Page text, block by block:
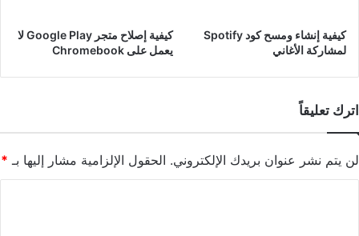
كيفية إنشاء ومسح كود Spotify
لمشاركة الأغاني
كيفية إصلاح متجر Google Play لا
يعمل على Chromebook
اترك تعليقاً
لن يتم نشر عنوان بريدك الإلكتروني. الحقول الإلزامية مشار إليها بـ *